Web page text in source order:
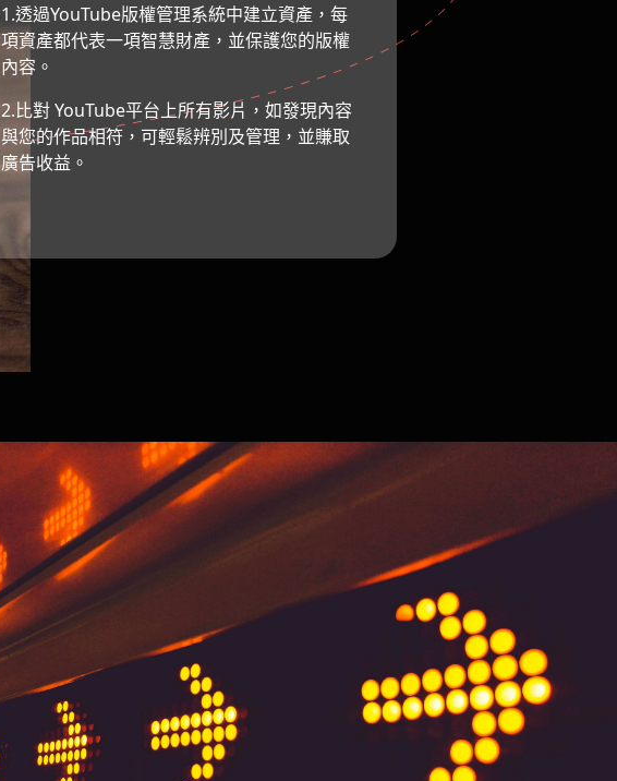
1.透過YouTube版權管理系統中建立資產，每
項資產都代表一項智慧財產，並保護您的版權
內容。
2.比對 YouTube平台上所有影片，如發現內容
與您的作品相符，可輕鬆辨別及管理，並賺取
廣告收益。